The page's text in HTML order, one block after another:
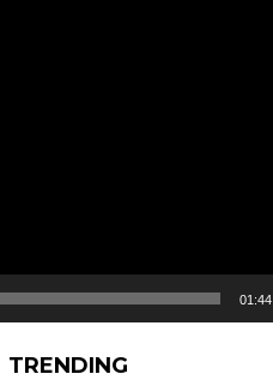
01:44
TRENDING